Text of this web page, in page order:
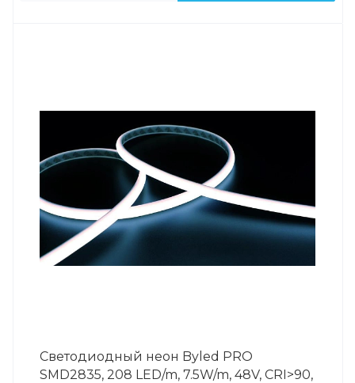
Светодиодный неон Byled PRO
SMD2835, 208 LED/m, 7.5W/m, 48V, СRI>90,